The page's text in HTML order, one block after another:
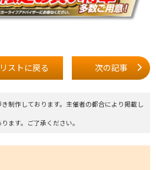
リストに戻る 次の記事
制作しております。主催者の都合により掲載し
ます。ご了承ください。